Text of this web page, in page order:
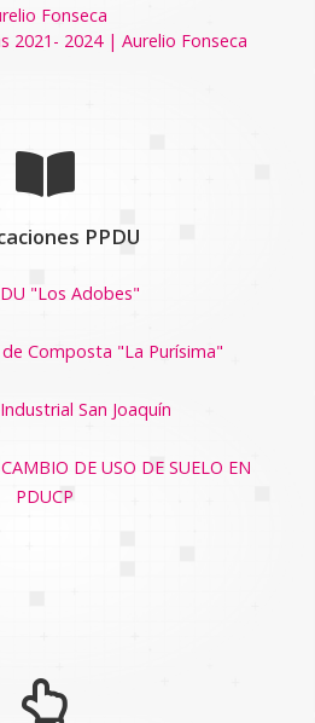
Fonseca
2021- 2024 | Aurelio Fonseca
PPDU
"Los Adobes"
Composta "La Purísima"
San Joaquín
DE USO DE SUELO EN
PDUCP